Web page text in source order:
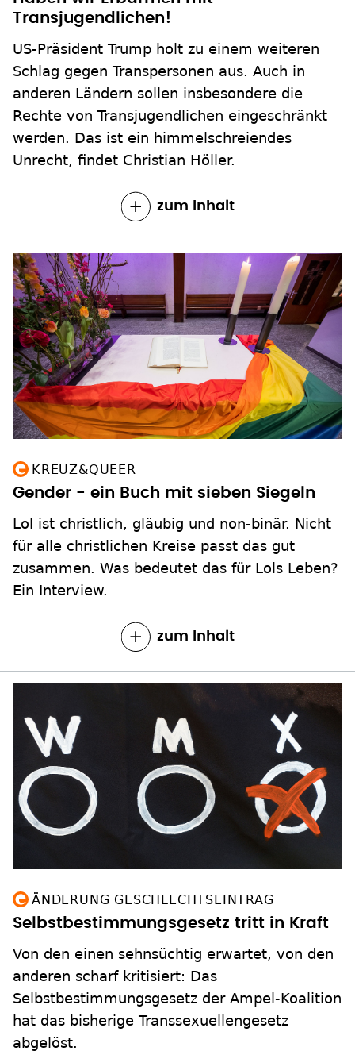
Transjugendlichen!
US-Präsident Trump holt zu einem weiteren
Schlag gegen Transpersonen aus. Auch in
anderen Ländern sollen insbesondere die
Rechte von Transjugendlichen eingeschränkt
werden. Das ist ein himmelschreiendes
Unrecht, findet Christian Höller.
zum Inhalt
KREUZ&QUEER
Gender - ein Buch mit sieben Siegeln
Lol ist christlich, gläubig und non-binär. Nicht
für alle christlichen Kreise passt das gut
zusammen. Was bedeutet das für Lols Leben?
Ein Interview.
zum Inhalt
ÄNDERUNG GESCHLECHTSEINTRAG
Selbstbestimmungsgesetz tritt in Kraft
Von den einen sehnsüchtig erwartet, von den
anderen scharf kritisiert: Das
Selbstbestimmungsgesetz der Ampel-Koalition
hat das bisherige Transsexuellengesetz
abgelöst.